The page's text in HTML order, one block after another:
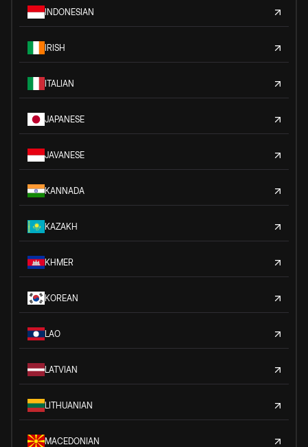
INDONESIAN
IRISH
ITALIAN
JAPANESE
JAVANESE
KANNADA
KAZAKH
KHMER
KOREAN
LAO
LATVIAN
LITHUANIAN
MACEDONIAN